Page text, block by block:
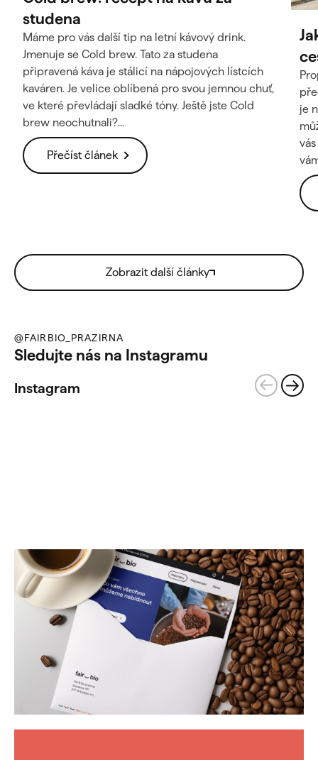
studena
Máme pro vás další tip na letní kávový drink.
Jmenuje se Cold brew. Tato za studena
připravená káva je stálicí na nápojových lístcích
kaváren. Je velice oblíbená pro svou jemnou chuť,
ve které převládají sladké tóny. Ještě jste Cold
brew neochutnali?...
Přečíst článek
je
Zobrazit další články
@FAIRBIO_PRAZIRNA
Sledujte nás na Instagramu
Instagram